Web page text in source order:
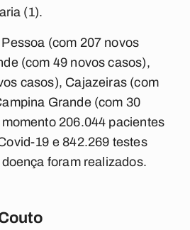
(1).
(com 207 novos
(com 49 novos casos),
casos), Cajazeiras (com
Grande (com 30
206.044 pacientes
19 e 842.269 testes
foram realizados.